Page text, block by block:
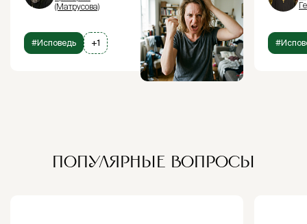
(Матрусова)
#Исповедь +1
ПОПУЛЯРНЫЕ ВОПРОСЫ